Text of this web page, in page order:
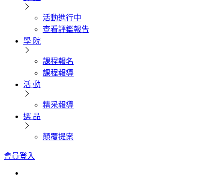
活動進行中
查看評鑑報告
學 院
課程報名
課程報導
活 動
精采報導
選 品
顛覆提案
會員登入